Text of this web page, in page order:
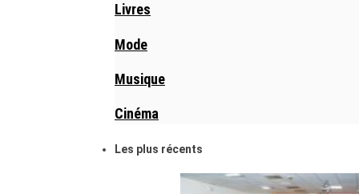
Livres
Mode
Musique
Cinéma
Les plus récents